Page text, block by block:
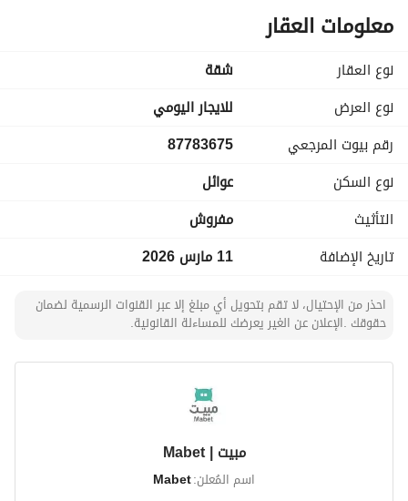
- بارك افينو
- مطار الملك خالد الدولي
- 20 د بوليفارد ورياض ستي
- 20 د فيا رياض
وغيرها من الامكان المميزه . .
نضمن لك تجربه مميزة وفاخره ومريحه .
معلومات العقار
نوع العقار
شقة
نوع العرض
للايجار اليومي
رقم بيوت المرجعي
87783675
نوع السكن
عوائل
التأثيث
مفروش
تاريخ الإضافة
11 مارس 2026
احذر من الإحتيال، لا تقم بتحويل أي مبلغ إلا عبر القنوات الرسمية لضمان
حقوقك .الإعلان عن الغير يعرضك للمساءلة القانونية.
مبيت | Mabet
اسم المُعلن:Mabet